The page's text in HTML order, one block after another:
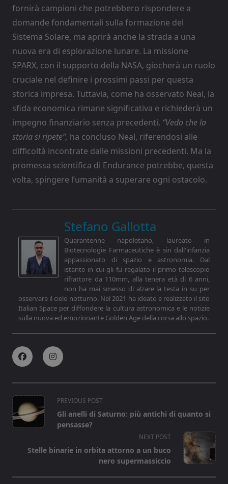
fornirà campioni che potrebbero rispondere a
domande fondamentali sulla formazione del
Sistema Solare, ma aprirà anche la strada a una
nuova era di esplorazione lunare. La missione
SPARX, con il supporto della NASA, giocherà un ruolo
cruciale nel definire i prossimi passi per questa
storica impresa. Tuttavia, come ha osservato Neal, la
sfida economica rimane significativa e richiederà un
impegno finanziario senza precedenti. “Vedo che la
storia si ripete”, ha concluso Neal, riferendosi alle
difficoltà incontrate dalle missioni precedenti. Ma la
promessa scientifica di Endurance potrebbe, questa
volta, spingere l’umanità a superare ogni ostacolo.
Stefano Gallotta
Quarantenne napoletano, laureato in
Biotecnologie Farmaceutiche è sin dall'infanzia
appassionato di spazio e astronomia. Dal
istante in cui gli fu regalato il primo telescopio
rifrattore da 110mm, alla tenera età di 6 anni,
non ha mai smesso di alzare la testa in su per
osservare il cielo notturno. Nel 2021 ha ideato e realizzato il sito
Italian Space per diffondere la cultura astronomica e le notizie
sulla nuova ed emozionante Golden Age della corsa allo spazio.
<span
class="nav-
subtitle
reader-
PREVIOUS POST
Gli anelli di Saturno: più antichi di quanto si
pensasse?
NEXT POST
Stelle binarie in orbita attorno a un buco
nero supermassiccio